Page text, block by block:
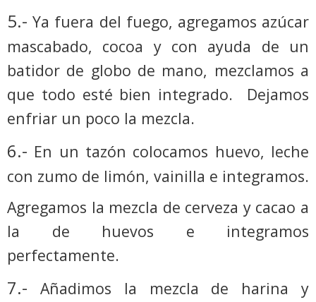
5.-Ya fuera del fuego, agregamos azúcar
mascabado, cocoa y con ayuda de un
batidor de globo de mano, mezclamos a
que todo esté bien integrado.
Dejamos
enfriar un poco la mezcla.
6.- En un tazón colocamos huevo, leche
con zumo de limón, vainilla e integramos.
Agregamos la mezcla de cerveza y cacao a
la de huevos e integramos
perfectamente.
7.- Añadimos la mezcla de harina y